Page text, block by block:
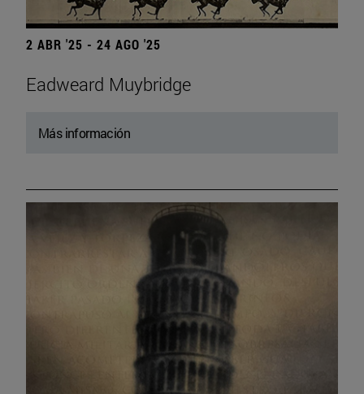
2 ABR '25 - 24 AGO '25
Eadweard Muybridge
Más información